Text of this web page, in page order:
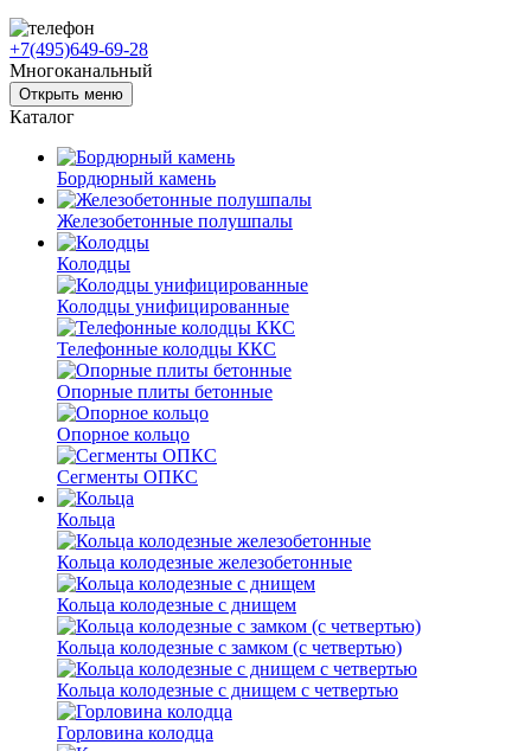
+7(495)649-69-28
Многоканальный
Открыть меню
Каталог
Бордюрный камень
Железобетонные полушпалы
Колодцы
Колодцы унифицированные
Телефонные колодцы ККС
Опорные плиты бетонные
Опорное кольцо
Сегменты ОПКС
Кольца
Кольца колодезные железобетонные
Кольца колодезные с днищем
Кольца колодезные с замком (с четвертью)
Кольца колодезные с днищем с четвертью
Горловина колодца